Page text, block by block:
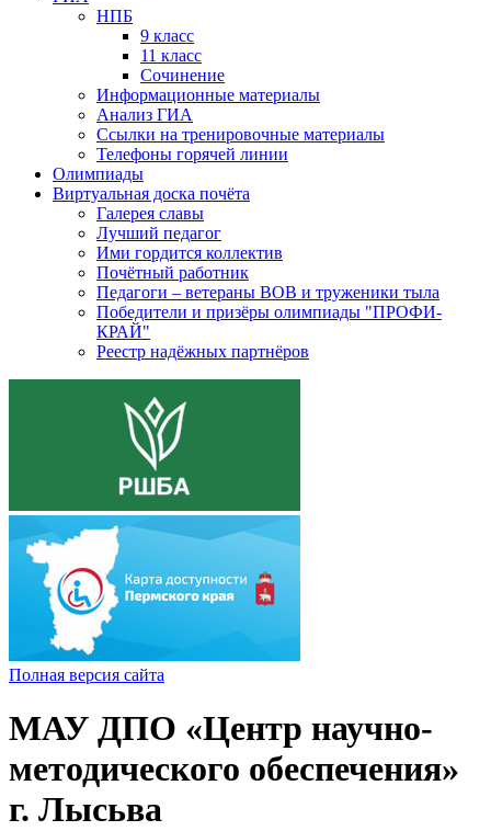
НПБ
9 класс
11 класс
Сочинение
Информационные материалы
Анализ ГИА
Ссылки на тренировочные материалы
Телефоны горячей линии
Олимпиады
Виртуальная доска почёта
Галерея славы
Лучший педагог
Ими гордится коллектив
Почётный работник
Педагоги – ветераны ВОВ и труженики тыла
Победители и призёры олимпиады "ПРОФИ-
КРАЙ"
Реестр надёжных партнёров
Полная версия сайта
МАУ ДПО «Центр научно-
методического обеспечения»
г. Лысьва